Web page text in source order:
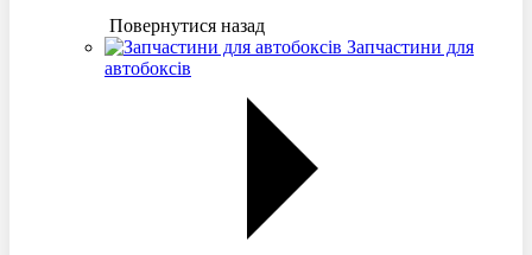
Повернутися назад
Запчастини для
автобоксів